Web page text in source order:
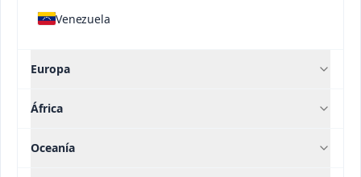
Venezuela
Europa
África
Oceanía
CONOCE NUESTRAS MARCAS